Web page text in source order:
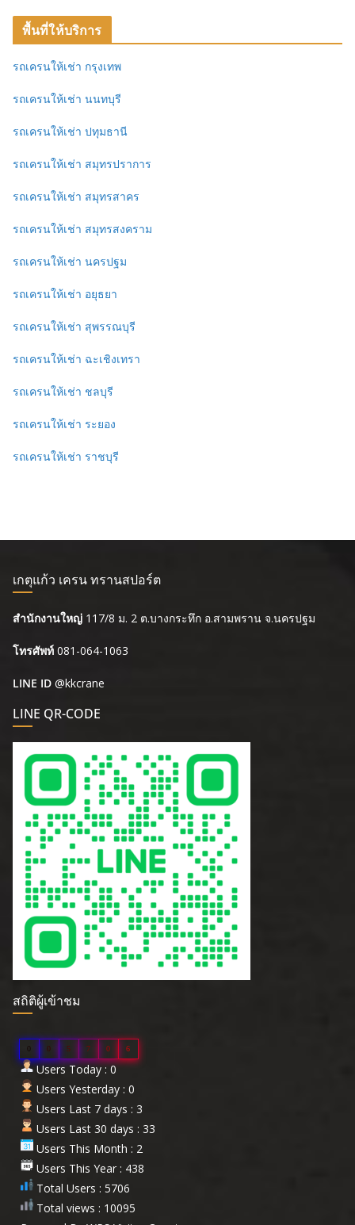
พื้นที่ให้บริการ
รถเครนให้เช่า กรุงเทพ
รถเครนให้เช่า นนทบุรี
รถเครนให้เช่า ปทุมธานี
รถเครนให้เช่า สมุทรปราการ
รถเครนให้เช่า สมุทรสาคร
รถเครนให้เช่า สมุทรสงคราม
รถเครนให้เช่า นครปฐม
รถเครนให้เช่า อยุธยา
รถเครนให้เช่า สุพรรณบุรี
รถเครนให้เช่า ฉะเชิงเทรา
รถเครนให้เช่า ชลบุรี
รถเครนให้เช่า ระยอง
รถเครนให้เช่า ราชบุรี
เกตุแก้ว เครน ทรานสปอร์ต
สำนักงานใหญ่ 117/8 ม. 2 ต.บางกระทึก อ.สามพราน จ.นครปฐม
โทรศัพท์ 081-064-1063
LINE ID @kkcrane
LINE QR-CODE
สถิติผู้เข้าชม
5 7 0 6
Users Today : 0
Users Yesterday : 0
Users Last 7 days : 3
Users Last 30 days : 33
Users This Month : 2
Users This Year : 438
Total Users : 5706
Total views : 10095